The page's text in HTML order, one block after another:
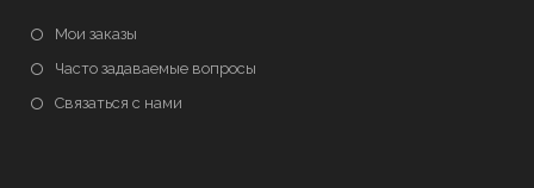
Мои заказы
Часто задаваемые вопросы
Связаться с нами